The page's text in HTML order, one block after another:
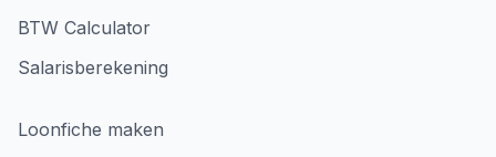
BTW Calculator
Salarisberekening
Loonfiche maken